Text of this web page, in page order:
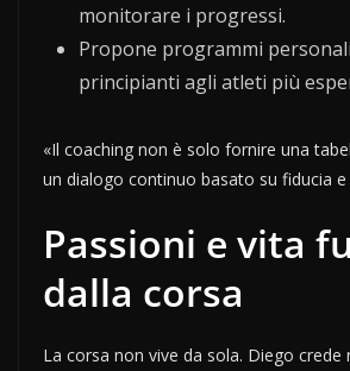
monitorare i progressi.
Propone programmi
principianti agli atleti più
«Il coaching non è solo fornire una
un dialogo continuo basato su fiducia
Passioni e vita
dalla corsa
La corsa non vive da sola. Diego crede